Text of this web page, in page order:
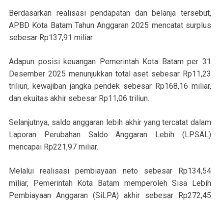
Berdasarkan realisasi pendapatan dan belanja tersebut,
APBD Kota Batam Tahun Anggaran 2025 mencatat surplus
sebesar Rp137,91 miliar.
Adapun posisi keuangan Pemerintah Kota Batam per 31
Desember 2025 menunjukkan total aset sebesar Rp11,23
triliun, kewajiban jangka pendek sebesar Rp168,16 miliar,
dan ekuitas akhir sebesar Rp11,06 triliun.
Selanjutnya, saldo anggaran lebih akhir yang tercatat dalam
Laporan Perubahan Saldo Anggaran Lebih (LPSAL)
mencapai Rp221,97 miliar.
Melalui realisasi pembiayaan neto sebesar Rp134,54
miliar, Pemerintah Kota Batam memperoleh Sisa Lebih
Pembiayaan Anggaran (SiLPA) akhir sebesar Rp272,45